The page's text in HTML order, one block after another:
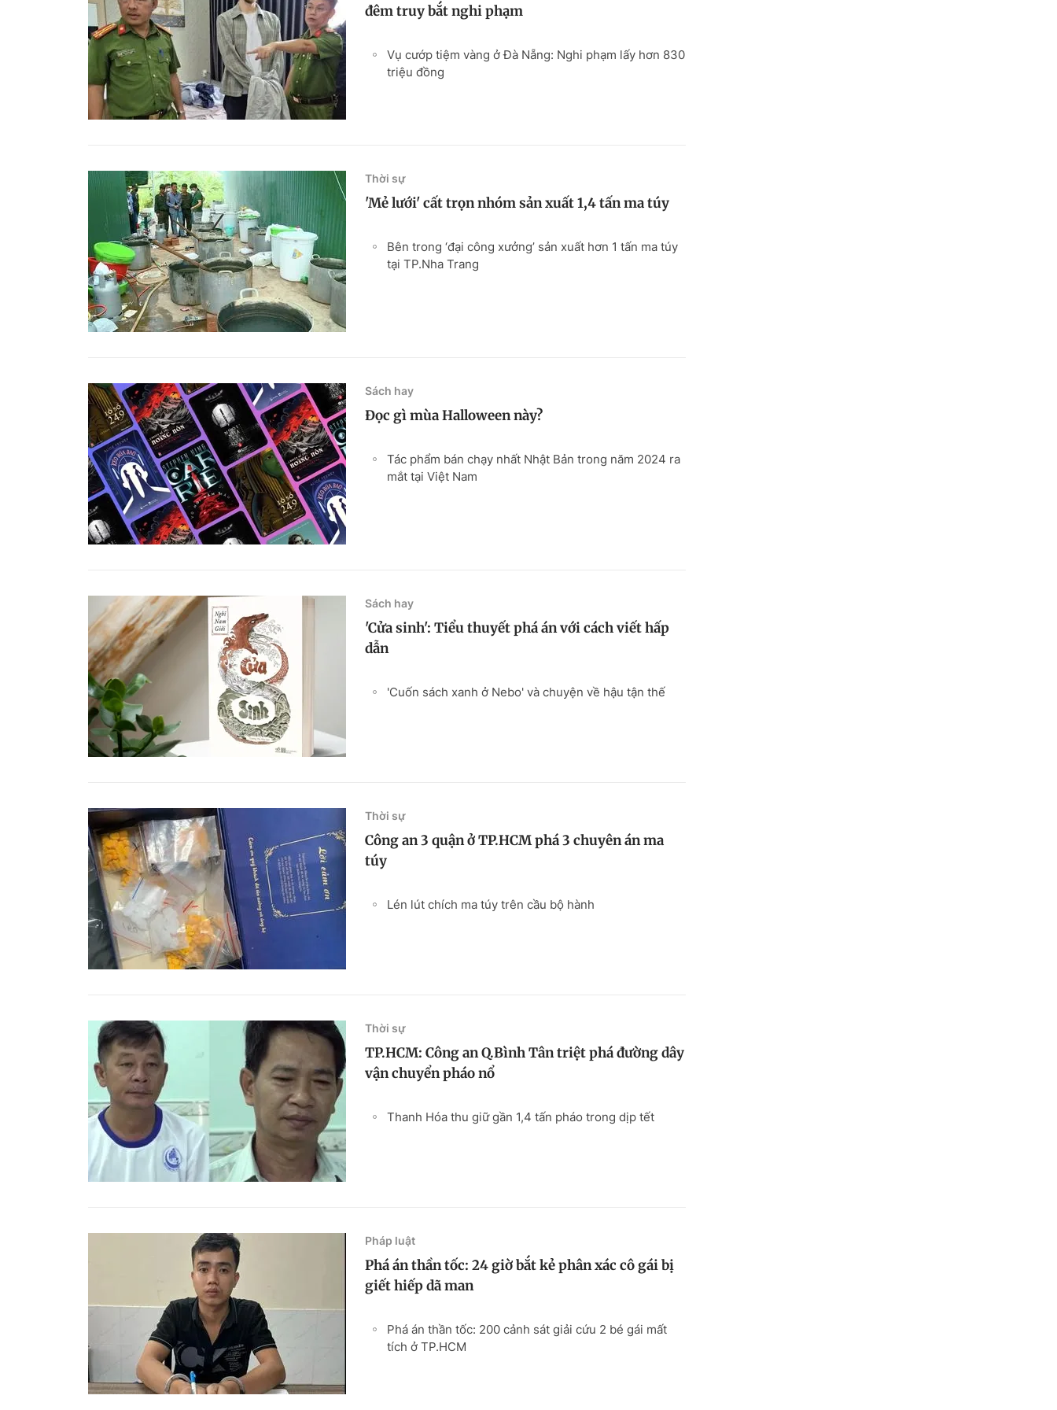
đêm truy bắt nghi phạm
Vụ cướp tiệm vàng ở Đà Nẵng: Nghi phạm lấy hơn 830
triệu đồng
Thời sự
'Mẻ lưới' cất trọn nhóm sản xuất 1,4 tấn ma túy
Bên trong ‘đại công xưởng’ sản xuất hơn 1 tấn ma túy
tại TP.Nha Trang
Sách hay
Đọc gì mùa Halloween này?
Tác phẩm bán chạy nhất Nhật Bản trong năm 2024 ra
mắt tại Việt Nam
Sách hay
'Cửa sinh': Tiểu thuyết phá án với cách viết hấp
dẫn
'Cuốn sách xanh ở Nebo' và chuyện về hậu tận thế
Thời sự
Công an 3 quận ở TP.HCM phá 3 chuyên án ma
túy
Lén lút chích ma túy trên cầu bộ hành
Thời sự
TP.HCM: Công an Q.Bình Tân triệt phá đường dây
vận chuyển pháo nổ
Thanh Hóa thu giữ gần 1,4 tấn pháo trong dịp tết
Pháp luật
Phá án thần tốc: 24 giờ bắt kẻ phân xác cô gái bị
giết hiếp dã man
Phá án thần tốc: 200 cảnh sát giải cứu 2 bé gái mất
tích ở TP.HCM